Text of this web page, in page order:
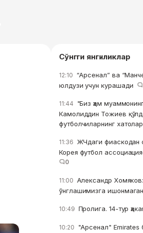
Сўнгги янгиликлар
12:10 “Арсенал” ва
юлдузи учун курашади
11:44 "Биз ҳам
Камолиддин Тожиев
футболчиларнинг
11:36 ЖЧдаги фиаскодан
Корея футбол
0
11:00 Александр
ўнглашимизга
10:49 Пролига. 14-тур
10:20 "Арсенал" Emirates